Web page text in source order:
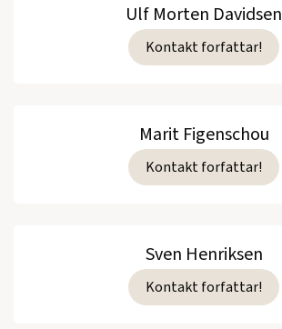
Ulf Morten Davidsen
Kontakt forfattar!
Marit Figenschou
Kontakt forfattar!
Sven Henriksen
Kontakt forfattar!